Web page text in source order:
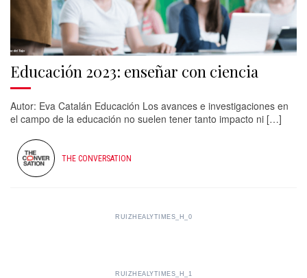
Educación 2023: enseñar con ciencia
Autor: Eva Catalán Educación Los avances e investigaciones en
el campo de la educación no suelen tener tanto impacto ni […]
THE CONVERSATION
RUIZHEALYTIMES_H_0
RUIZHEALYTIMES_H_1